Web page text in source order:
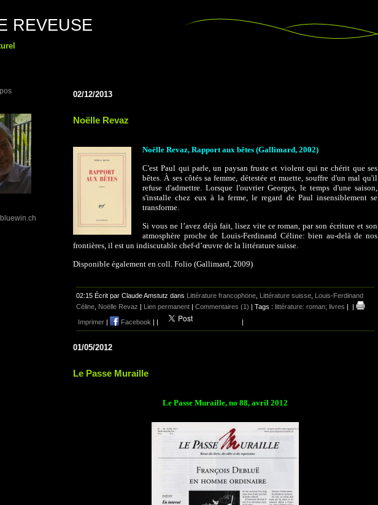
REVEUSE
02/12/2013
Noëlle Revaz
Noëlle Revaz, Rapport aux bêtes (Gallimard, 2002)
C'est Paul qui parle, un paysan fruste et violent qui ne chérit que ses
bêtes. À ses côtés sa femme, détestée et muette, souffre d'un mal qu'il
refuse d'admettre. Lorsque l'ouvrier Georges, le temps d'une saison,
s'installe chez eux à la ferme, le regard de Paul insensiblement se
transforme.
Si vous ne l’avez déjà fait, lisez vite ce roman, par son écriture et son
atmosphère proche de Louis-Ferdinand Céline: bien au-delà de nos
frontières, il est un indiscutable chef-d’œuvre de la littérature suisse.
Disponible également en coll. Folio (Gallimard, 2009)
02:15 Écrit par Claude Amstutz dans Littérature francophone Littérature suisse Louis-Ferdinand
Céline Noëlle Revaz | Lien permanent | Commentaires (1) | Tags : littérature: roman; livres | |
Imprimer | Facebook | | |
01/05/2012
Le Passe Muraille
Le Passe Muraille, no 88, avril 2012